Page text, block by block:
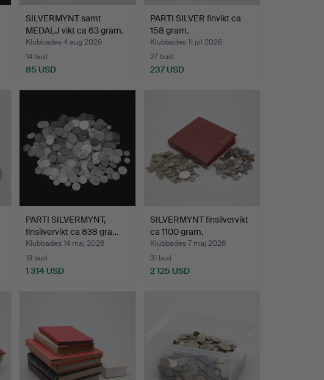
SILVERMYNT samt
MEDALJ vikt ca 63 gram.
Klubbades 4 aug 2026
14 bud
85 USD
PARTI SILVER finvikt ca
158 gram.
Klubbades 11 jul 2026
27 bud
237 USD
PARTI SILVERMYNT,
finsilvervikt ca 838 gra…
Klubbades 14 maj 2026
19 bud
1 314 USD
SILVERMYNT finsilvervikt
ca 1100 gram.
Klubbades 7 maj 2026
31 bud
2 125 USD